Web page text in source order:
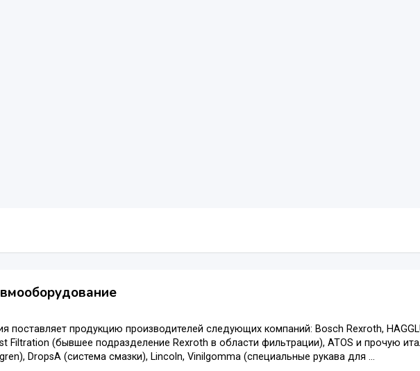
поставляет продукцию производителей следующих компаний: Bosch Rexroth,
Filtration (бывшее подразделение Rexroth в области фильтрации), ATOS и прочую
DropsA (система смазки), Lincoln, Vinilgomma (специальные рукава для ...